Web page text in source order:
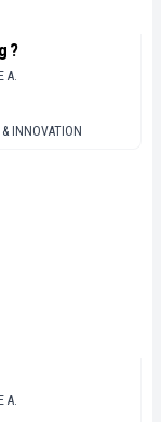
?
A.
INNOVATION
A.